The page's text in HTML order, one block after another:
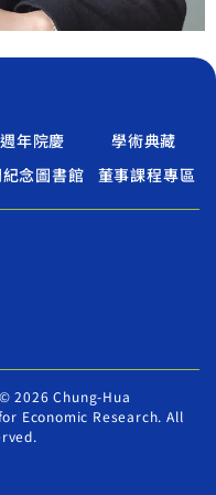
年院慶
學術典藏
念圖書館
董事課程專區
2026 Chung-Hua
Economic Research. All